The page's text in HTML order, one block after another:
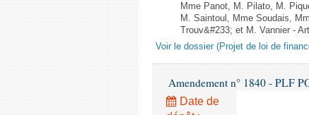
Mme Panot, M. Pilato, M.
M. Saintoul, Mme Soudais,
Trouv&#233; et M. Vannier -
Voir le dossier (Projet de loi de
Amendement n° 1840 - PLF
Date de